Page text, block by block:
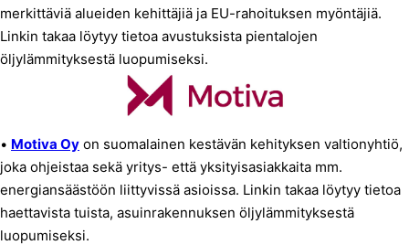
merkittäviä alueiden kehittäjiä ja EU-rahoituksen myöntäjiä.
Linkin takaa löytyy tietoa avustuksista pientalojen
öljylämmityksestä luopumiseksi.
• Motiva Oy on suomalainen kestävän kehityksen valtionyhtiö,
joka ohjeistaa sekä yritys- että yksityisasiakkaita mm.
energiansäästöön liittyvissä asioissa. Linkin takaa löytyy tietoa
haettavista tuista, asuinrakennuksen öljylämmityksestä
luopumiseksi.